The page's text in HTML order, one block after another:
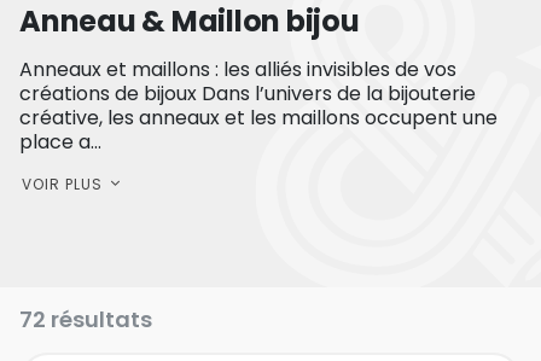
Anneau & Maillon bijou
Anneaux et maillons : les alliés invisibles de vos
créations de bijoux Dans l’univers de la bijouterie
créative, les anneaux et les maillons occupent une
place a...
VOIR PLUS
72 résultats